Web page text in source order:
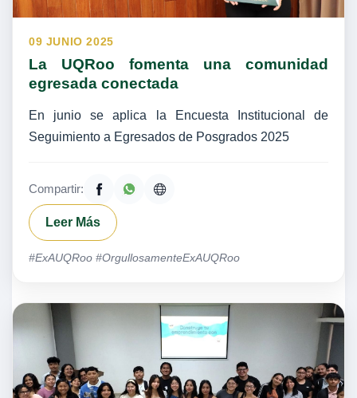
09 JUNIO 2025
La UQRoo fomenta una comunidad
egresada conectada
En junio se aplica la Encuesta Institucional de
Seguimiento a Egresados de Posgrados 2025
Compartir:
Leer Más
#ExAUQRoo #OrgullosamenteExAUQRoo